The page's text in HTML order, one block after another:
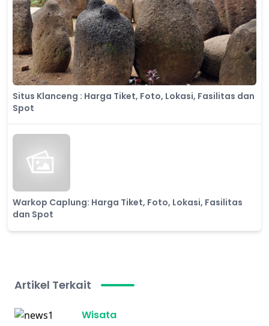
Situs Klanceng : Harga Tiket, Foto, Lokasi, Fasilitas dan
Spot
Warkop Caplung: Harga Tiket, Foto, Lokasi, Fasilitas
dan Spot
Artikel Terkait
Wisata